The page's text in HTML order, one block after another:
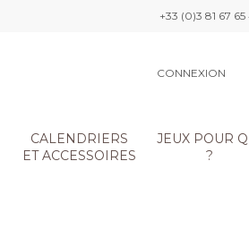
+33 (0)3 81 67
CONNEXION
CALENDRIERS
ET ACCESSOIRES
JEUX POUR
?